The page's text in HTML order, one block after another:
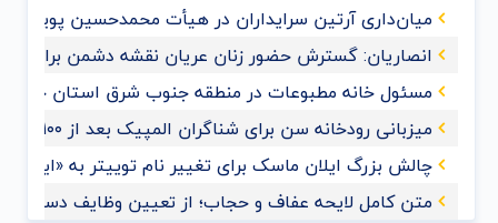
میان‌داری آرتین سرایداران در هیأت محمدحسین
انصاریان: گسترش حضور زنان عریان نقشه دشمن برای
مسئول خانه مطبوعات در منطقه جنوب شرق استان
میزبانی رودخانه سن برای شناگران المپیک بعد از ۱۰۰ سال
چالش بزرگ ایلان ماسک برای تغییر نام توییتر به «ایکس»
متن کامل لایحه عفاف و حجاب؛ از تعیین وظایف